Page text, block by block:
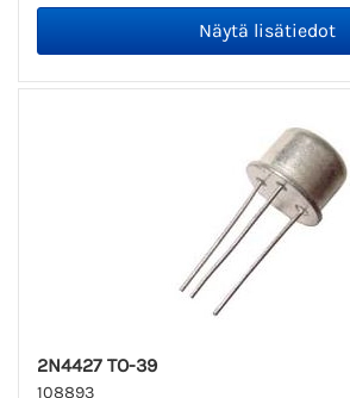
2N4427 TO-39
108893